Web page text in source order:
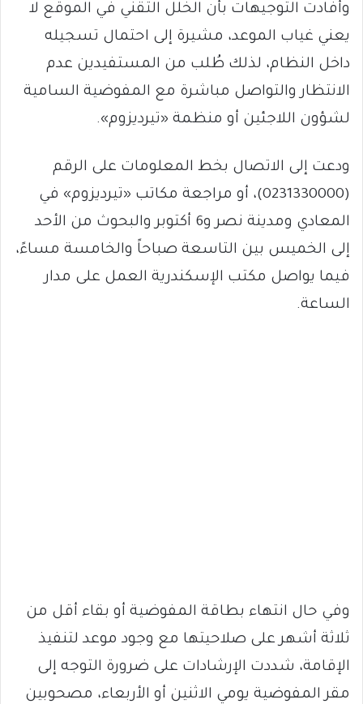
وأفادت التوجيهات بأن الخلل التقني في الموقع لا
يعني غياب الموعد، مشيرة إلى احتمال تسجيله
داخل النظام، لذلك طُلب من المستفيدين عدم
الانتظار والتواصل مباشرة مع المفوضية السامية
لشؤون اللاجئين أو منظمة «تيرديزوم».
ودعت إلى الاتصال بخط المعلومات على الرقم
(0231330000)، أو مراجعة مكاتب «تيرديزوم» في
المعادي ومدينة نصر و6 أكتوبر والبحوث من الأحد
إلى الخميس بين التاسعة صباحاً والخامسة مساءً،
فيما يواصل مكتب الإسكندرية العمل على مدار
الساعة.
وفي حال انتهاء بطاقة المفوضية أو بقاء أقل من
ثلاثة أشهر على صلاحيتها مع وجود موعد لتنفيذ
الإقامة، شددت الإرشادات على ضرورة التوجه إلى
مقر المفوضية يومي الاثنين أو الأربعاء، مصحوبين